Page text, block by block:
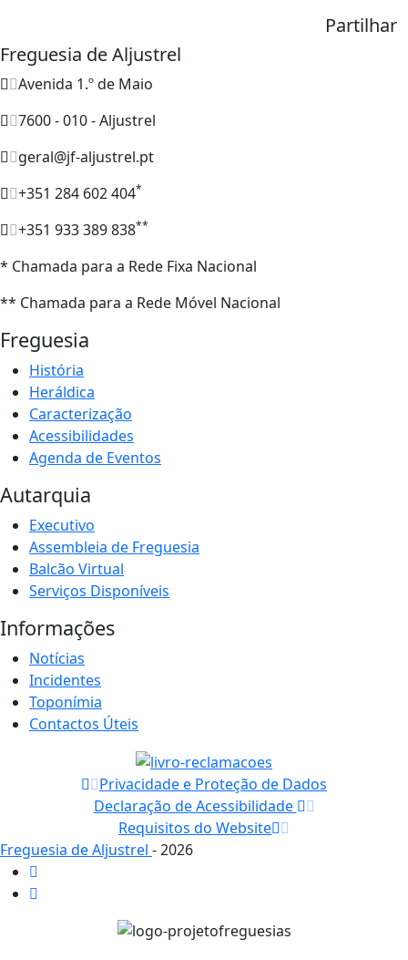
Partilhar
Freguesia de Aljustrel
Avenida 1.º de Maio
7600 - 010 - Aljustrel
geral@jf-aljustrel.pt
+351 284 602 404*
+351 933 389 838**
* Chamada para a Rede Fixa Nacional
** Chamada para a Rede Móvel Nacional
Freguesia
História
Heráldica
Caracterização
Acessibilidades
Agenda de Eventos
Autarquia
Executivo
Assembleia de Freguesia
Balcão Virtual
Serviços Disponíveis
Informações
Notícias
Incidentes
Toponímia
Contactos Úteis
Privacidade e Proteção de Dados
Declaração de Acessibilidade
Requisitos do Website
Freguesia de Aljustrel - 2026